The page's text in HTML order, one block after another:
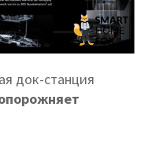
док-станция